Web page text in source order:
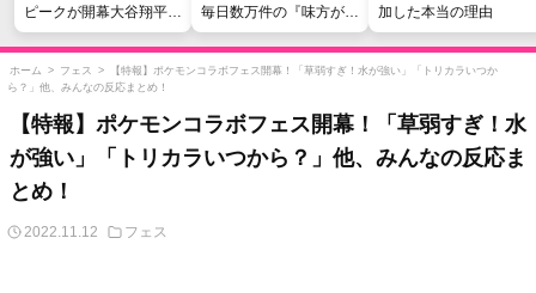
ピークが開幕大谷翔平の
がっかりダイレクトだっ
たと言われてしまう
毎日数万件の『味方が弱
い』愚痴を読まされる苦
行
加した本当の理由
ホーム > フェス >
【特報】ポケモンコラボフェス開幕！「草弱すぎ！水が強い」「トリカラいつか
ら？」他、みんなの反応まとめ！
【特報】ポケモンコラボフェス開幕！「草弱すぎ！水
が強い」「トリカラいつから？」他、みんなの反応ま
とめ！
2022.11.12 フェス